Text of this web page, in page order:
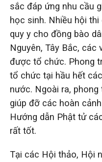
sắc đáp ứng nhu cầu
học sinh. Nhiều hội
quy y cho đồng bào
Nguyên, Tây Bắc, các
được tổ chức. Phong
tổ chức tại hầu hết
nước. Ngoài ra,
giúp đỡ các hoàn
Hướng dẫn Phật tử
rất tốt.
Tại các Hội thảo, Hội